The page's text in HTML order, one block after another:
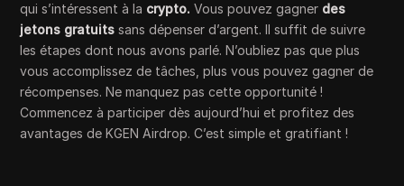
qui s’intéressent à la crypto. Vous pouvez gagner des
jetons gratuits sans dépenser d’argent. Il suffit de suivre
les étapes dont nous avons parlé. N’oubliez pas que plus
vous accomplissez de tâches, plus vous pouvez gagner de
récompenses. Ne manquez pas cette opportunité !
Commencez à participer dès aujourd’hui et profitez des
avantages de KGEN Airdrop. C’est simple et gratifiant !